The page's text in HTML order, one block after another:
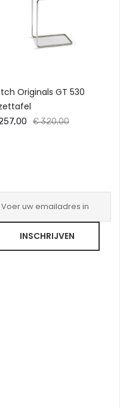
Originals GT 530
€ 320,00
INSCHRIJVEN